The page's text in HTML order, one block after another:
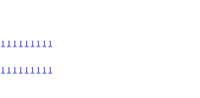
1 1 1 1 1 1 1 1 1
1 1 1 1 1 1 1 1 1